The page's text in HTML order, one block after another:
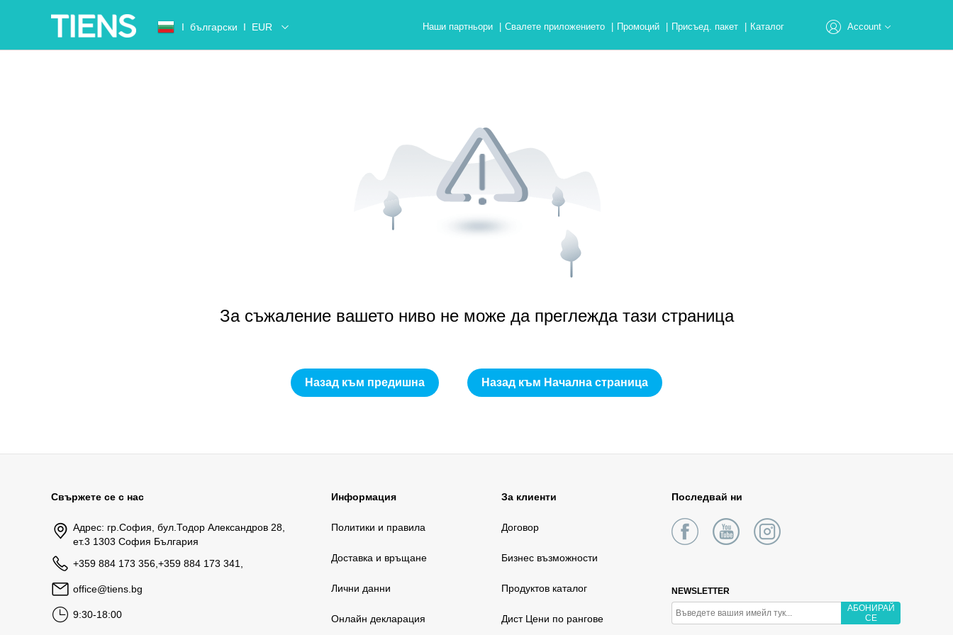
Ι български Ι EUR Наши партньори Свалете приложението Промоций Присъед. пакет Каталог Account
За съжаление вашето ниво не може да преглежда тази страница
Назад към предишна Назад към Начална страница
Свържете се с нас
Адрес: гр.София, бул.Тодор Александров 28,
ет.3 1303 София България
+359 884 173 356,+359 884 173 341,
office@tiens.bg
9:30-18:00
Информация
Политики и правила
Доставка и връщане
Лични данни
Онлайн декларация
За клиенти
Договор
Бизнес възможности
Продуктов каталог
Дист Цени по рангове
Последвай ни
NEWSLETTER
АБОНИРАЙ
СЕ